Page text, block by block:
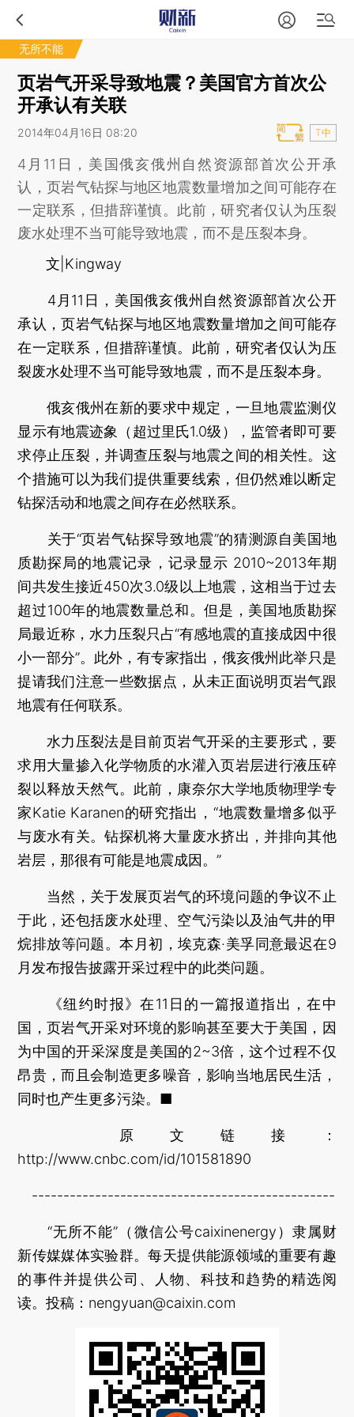
无所不能
页岩气开采导致地震？美国官方首次公
开承认有关联
2014年04月16日 08:20 T中
4月11日，美国俄亥俄州自然资源部首次公开承
认，页岩气钻探与地区地震数量增加之间可能存在
一定联系，但措辞谨慎。此前，研究者仅认为压裂
废水处理不当可能导致地震，而不是压裂本身。
文|Kingway
4月11日，美国俄亥俄州自然资源部首次公开
承认，页岩气钻探与地区地震数量增加之间可能存
在一定联系，但措辞谨慎。此前，研究者仅认为压
裂废水处理不当可能导致地震，而不是压裂本身。
俄亥俄州在新的要求中规定，一旦地震监测仪
显示有地震迹象（超过里氏1.0级），监管者即可要
求停止压裂，并调查压裂与地震之间的相关性。这
个措施可以为我们提供重要线索，但仍然难以断定
钻探活动和地震之间存在必然联系。
关于“页岩气钻探导致地震”的猜测源自美国地
质勘探局的地震记录，记录显示 2010~2013年期
间共发生接近450次3.0级以上地震，这相当于过去
超过100年的地震数量总和。但是，美国地质勘探
局最近称，水力压裂只占“有感地震的直接成因中很
小一部分”。此外，有专家指出，俄亥俄州此举只是
提请我们注意一些数据点，从未正面说明页岩气跟
地震有任何联系。
水力压裂法是目前页岩气开采的主要形式，要
求用大量掺入化学物质的水灌入页岩层进行液压碎
裂以释放天然气。此前，康奈尔大学地质物理学专
家Katie Karanen的研究指出，“地震数量增多似乎
与废水有关。钻探机将大量废水挤出，并排向其他
岩层，那很有可能是地震成因。”
当然，关于发展页岩气的环境问题的争议不止
于此，还包括废水处理、空气污染以及油气井的甲
烷排放等问题。本月初，埃克森·美孚同意最迟在9
月发布报告披露开采过程中的此类问题。
《纽约时报》在11日的一篇报道指出，在中
国，页岩气开采对环境的影响甚至要大于美国，因
为中国的开采深度是美国的2~3倍，这个过程不仅
昂贵，而且会制造更多噪音，影响当地居民生活，
同时也产生更多污染。■
原文链接：
http://www.cnbc.com/id/101581890
------------------------------------------------
“无所不能”（微信公号caixinenergy）隶属财
新传媒媒体实验群。每天提供能源领域的重要有趣
的事件并提供公司、人物、科技和趋势的精选阅
读。投稿：nengyuan@caixin.com